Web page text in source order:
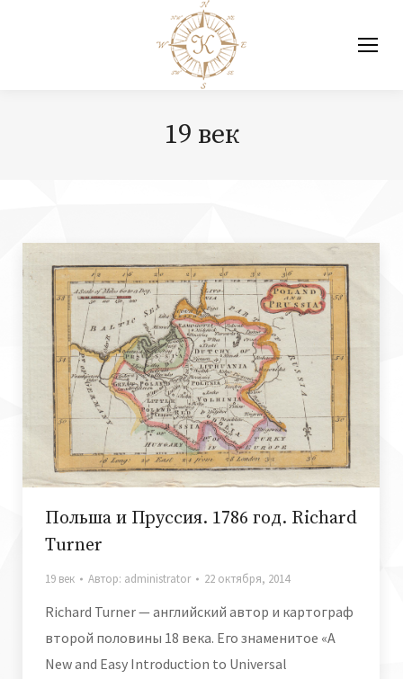
19 век
Польша и Пруссия. 1786 год. Richard
Turner
19 век Автор: administrator 22 октября, 2014
Richard Turner — английский автор и картограф
второй половины 18 века. Его знаменитое «A
New and Easy Introduction to Universal